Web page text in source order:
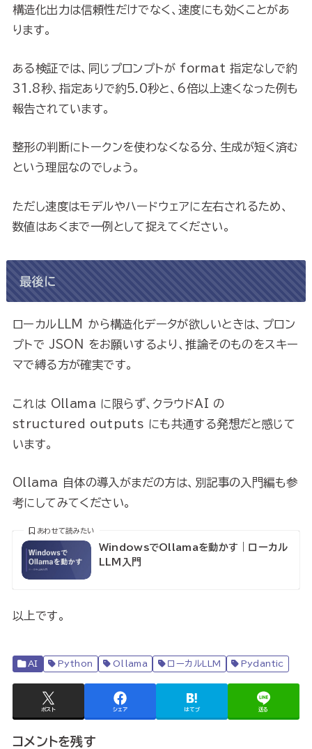
構造化出力は信頼性だけでなく、速度にも効くことがあ
ります。
ある検証では、同じプロンプトが format 指定なしで約
31.8秒、指定ありで約5.0秒と、6倍以上速くなった例も
報告されています。
整形の判断にトークンを使わなくなる分、生成が短く済む
という理屈なのでしょう。
ただし速度はモデルやハードウェアに左右されるため、
数値はあくまで一例として捉えてください。
最後に
ローカルLLM から構造化データが欲しいときは、プロン
プトで JSON をお願いするより、推論そのものをスキー
マで縛る方が確実です。
これは Ollama に限らず、クラウドAI の
structured outputs にも共通する発想だと感じて
います。
Ollama 自体の導入がまだの方は、別記事の入門編も参
考にしてみてください。
WindowsでOllamaを動かす｜ローカル
LLM入門
あわせて読みたい
以上です。
AI Python Ollama ローカルLLM Pydantic
ポスト シェア はてブ 送る
コメントを残す